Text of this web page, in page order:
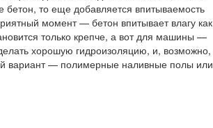
то еще добавляется впитываемость
момент — бетон впитывает влагу как
только крепче, а вот для машины —
хорошую гидроизоляцию, и, возможно,
вариант — полимерные наливные полы или